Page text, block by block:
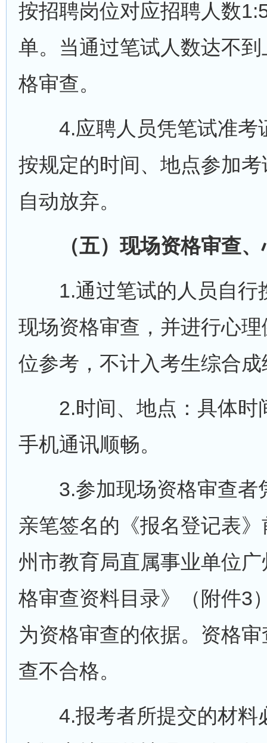
按招聘岗位对应招聘人数
单。当通过笔试人数达不
格审查。
4.应聘人员凭笔试准考
按规定的时间、地点参加
自动放弃。
（五）现场资格审查、
1.通过笔试的人员自行
现场资格审查，并进行心
位参考，不计入考生综合成
2.时间、地点：具体时
手机通讯顺畅。
3.参加现场资格审查者
亲笔签名的《报名登记表
州市教育局直属事业单位
格审查资料目录》（附件3
为资格审查的依据。资格
查不合格。
4.报考者所提交的材料